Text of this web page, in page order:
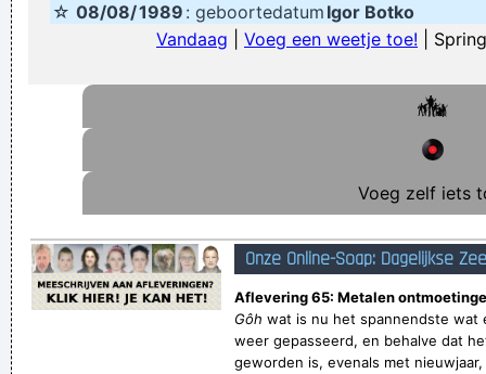
☆ 08/08/1989 : geboortedatum Igor Botko
Vandaag
Voeg een weetje toe! |
Voeg zelf iets
Onze Online-Soap: Dagelijkse
Aflevering 65: Metalen
Gôh wat is nu het spannendste wat
weer gepasseerd, en behalve dat
geworden is, evenals met